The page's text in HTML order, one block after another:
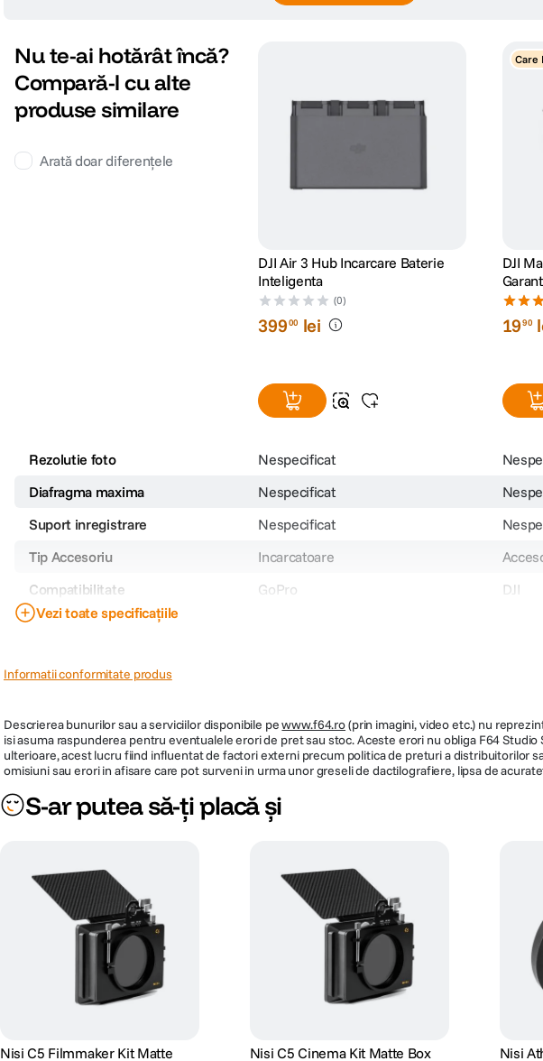
Nu te-ai hotărât încă?
Compară-l cu alte
produse similare
Arată doar diferențele
DJI Air 3 Hub Incarcare Baterie
Inteligenta
(0)
39900 lei
Care
DJI
1990
Rezolutie foto Nespecificat
Diafragma maxima
Nespecificat
Suport inregistrare
Nespecificat
Tip Accesoriu
Incarcatoare
Compatibilitate
GoPro DJI
Cod producator
Vezi toate specificațiile
Informatii conformitate produs
Descrierea bunurilor sau a serviciilor disponibile pewww.f64.ro(prin imagini, video etc.) nu
isi asuma raspunderea pentru eventualele erori de pret sau stoc. Aceste erori nu obliga F64
ulterioare, acest lucru fiind influentat de factori externi precum politica de preturi a distribuitorilor
omisiuni sau erori in afisare care pot surveni in urma unor greseli de dactilografiere, lipsa de
S-ar putea să-ți placă și
Nisi C5 Filmmaker Kit Matte Nisi C5 Cinema Kit Matte Box Nisi